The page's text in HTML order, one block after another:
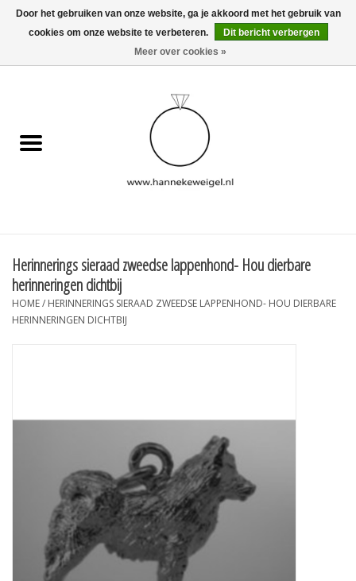
0 Artikelen - €0,00
Informatie
Blog
Herinnerings sieraad zweedse lappenhond- Hou dierbare
herinneringen dichtbij
HOME/ HERINNERINGS SIERAAD ZWEEDSE LAPPENHOND- HOU DIERBARE
HERINNERINGEN DICHTBIJ
Door het gebruiken van onze website, ga je akkoord met het gebruik van
cookies om onze website te verbeteren.
Dit bericht verbergen
Meer over cookies »